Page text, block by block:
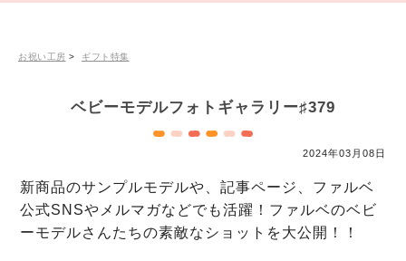
お祝い工房 ギフト特集
ベビーモデルフォトギャラリー♯379
2024年03月08日
新商品のサンプルモデルや、記事ページ、ファルベ
公式SNSやメルマガなどでも活躍！ ファルベのベビ
ーモデルさんたちの素敵なショットを大公開！！